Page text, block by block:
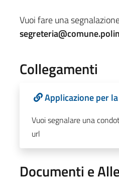
Vuoi fare una
Collegamenti
Applicazione per
Vuoi segnalare una
url
Documenti e